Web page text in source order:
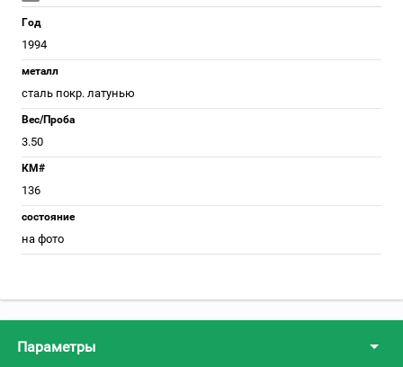
Год
1994
металл
сталь покр. латунью
Вес/Проба
3.50
КМ#
136
состояние
на фото
Параметры